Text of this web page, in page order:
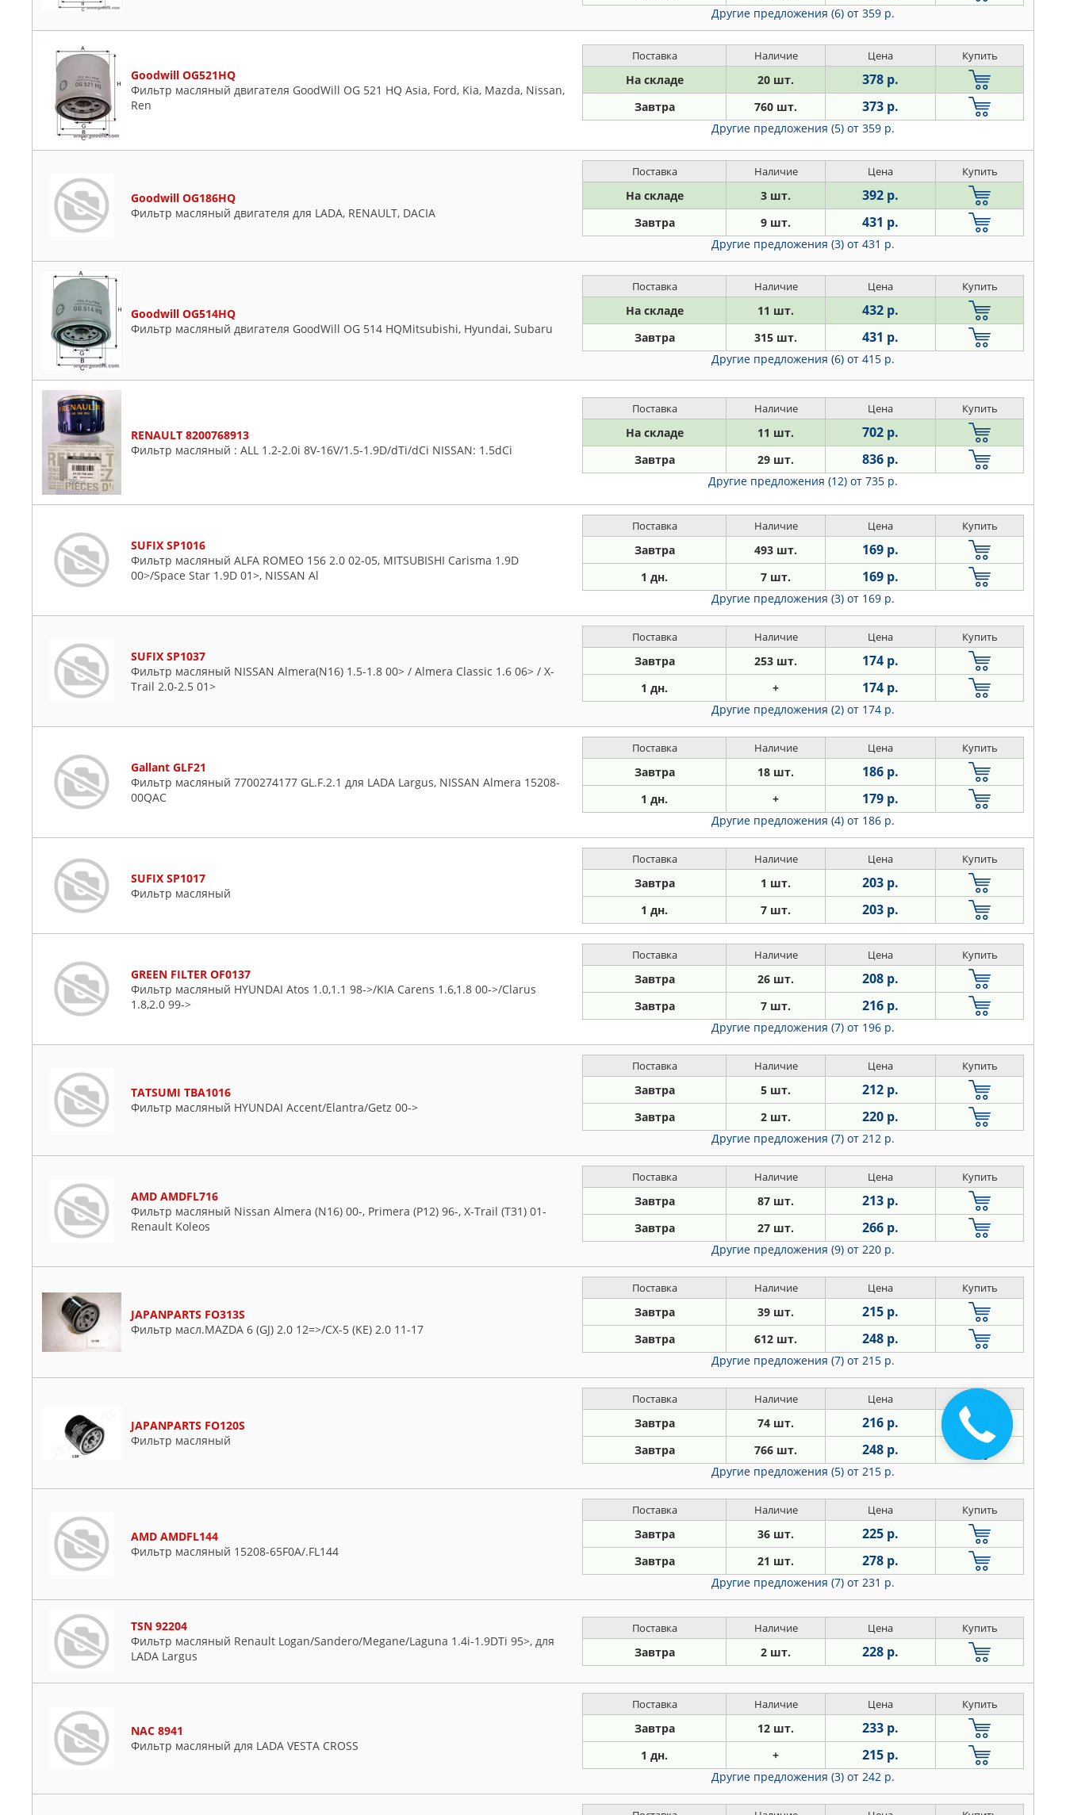
Другие предложения (6) от 359 р.
Goodwill OG521HQ
Фильтр масляный двигателя GoodWill OG 521 HQ Asia, Ford, Kia, Mazda, Nissan,
Ren
Поставка Наличие Цена Купить
На складе 20 шт. 378 р.
Завтра 760 шт. 373 р.
Другие предложения (5) от 359 р.
Goodwill OG186HQ
Фильтр масляный двигателя для LADA, RENAULT, DACIA
Поставка Наличие Цена Купить
На складе 3 шт. 392 р.
Завтра 9 шт. 431 р.
Другие предложения (3) от 431 р.
Goodwill OG514HQ
Фильтр масляный двигателя GoodWill OG 514 HQMitsubishi, Hyundai, Subaru
Поставка Наличие Цена Купить
На складе 11 шт. 432 р.
Завтра 315 шт. 431 р.
Другие предложения (6) от 415 р.
RENAULT 8200768913
Фильтр масляный : ALL 1.2-2.0i 8V-16V/1.5-1.9D/dTi/dCi NISSAN: 1.5dCi
Поставка Наличие Цена Купить
На складе 11 шт. 702 р.
Завтра 29 шт. 836 р.
Другие предложения (12) от 735 р.
SUFIX SP1016
Фильтр масляный ALFA ROMEO 156 2.0 02-05, MITSUBISHI Carisma 1.9D
00>/Space Star 1.9D 01>, NISSAN Al
Поставка Наличие Цена Купить
Завтра 493 шт. 169 р.
1 дн. 7 шт. 169 р.
Другие предложения (3) от 169 р.
SUFIX SP1037
Фильтр масляный NISSAN Almera(N16) 1.5-1.8 00> / Almera Classic 1.6 06> / X-
Trail 2.0-2.5 01>
Поставка Наличие Цена Купить
Завтра 253 шт. 174 р.
1 дн. + 174 р.
Другие предложения (2) от 174 р.
Gallant GLF21
Фильтр масляный 7700274177 GL.F.2.1 для LADA Largus, NISSAN Almera 15208-
00QAC
Поставка Наличие Цена Купить
Завтра 18 шт. 186 р.
1 дн. + 179 р.
Другие предложения (4) от 186 р.
SUFIX SP1017
Фильтр масляный
Поставка Наличие Цена Купить
Завтра 1 шт. 203 р.
1 дн. 7 шт. 203 р.
GREEN FILTER OF0137
Фильтр масляный HYUNDAI Atos 1.0,1.1 98->/KIA Carens 1.6,1.8 00->/Clarus
1.8,2.0 99->
Поставка Наличие Цена Купить
Завтра 26 шт. 208 р.
Завтра 7 шт. 216 р.
Другие предложения (7) от 196 р.
TATSUMI TBA1016
Фильтр масляный HYUNDAI Accent/Elantra/Getz 00->
Поставка Наличие Цена Купить
Завтра 5 шт. 212 р.
Завтра 2 шт. 220 р.
Другие предложения (7) от 212 р.
AMD AMDFL716
Фильтр масляный Nissan Almera (N16) 00-, Primera (P12) 96-, X-Trail (T31) 01-
Renault Koleos
Поставка Наличие Цена Купить
Завтра 87 шт. 213 р.
Завтра 27 шт. 266 р.
Другие предложения (9) от 220 р.
JAPANPARTS FO313S
Фильтр масл.MAZDA 6 (GJ) 2.0 12=>/CX-5 (KE) 2.0 11-17
Поставка Наличие Цена Купить
Завтра 39 шт. 215 р.
Завтра 612 шт. 248 р.
Другие предложения (7) от 215 р.
JAPANPARTS FO120S
Фильтр масляный
Поставка Наличие Цена Купить
Завтра 74 шт. 216 р.
Завтра 766 шт. 248 р.
Другие предложения (5) от 215 р.
AMD AMDFL144
Фильтр масляный 15208-65F0A/.FL144
Поставка Наличие Цена Купить
Завтра 36 шт. 225 р.
Завтра 21 шт. 278 р.
Другие предложения (7) от 231 р.
TSN 92204
Фильтр масляный Renault Logan/Sandero/Megane/Laguna 1.4i-1.9DTi 95>, для
LADA Largus
Поставка Наличие Цена Купить
Завтра 2 шт. 228 р.
NAC 8941
Фильтр масляный для LADA VESTA CROSS
Поставка Наличие Цена Купить
Завтра 12 шт. 233 р.
1 дн. + 215 р.
Другие предложения (3) от 242 р.
Закажите
звонок